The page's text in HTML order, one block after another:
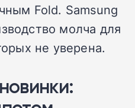
Fold. Samsung
молча для
не уверена.